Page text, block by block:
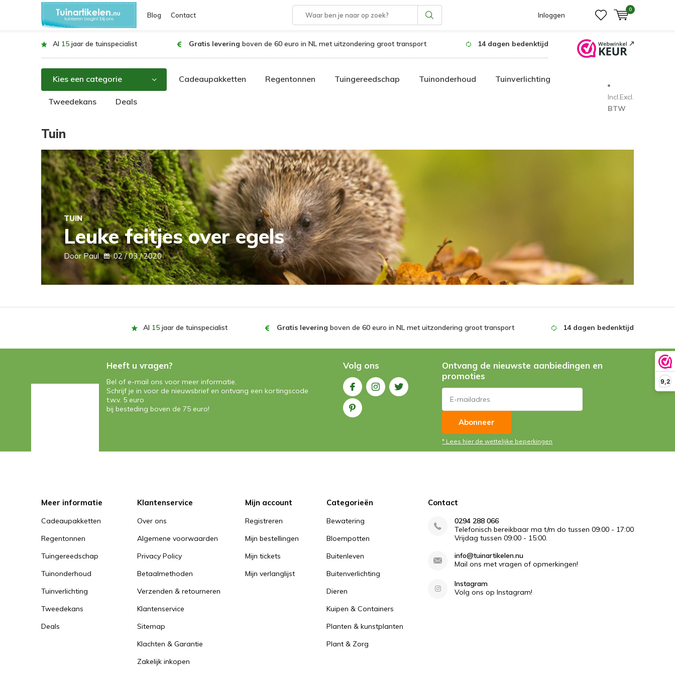
9,2
Blog Contact Inloggen
0
Al 15 jaar de tuinspecialist Gratis levering boven de 60 euro in NL met uitzondering groot transport 14 dagen bedenktijd
Kies een categorie Cadeaupakketten Regentonnen Tuingereedschap Tuinonderhoud Tuinverlichting
Tweedekans Deals Incl.Excl.
BTW
Tuin
TUIN
Leuke feitjes over egels
Door Paul 02 / 03 / 2020
Al 15 jaar de tuinspecialist Gratis levering boven de 60 euro in NL met uitzondering groot transport 14 dagen bedenktijd
Heeft u vragen?
Bel of e-mail ons voor meer informatie.
Schrijf je in voor de nieuwsbrief en ontvang een kortingscode
t.w.v. 5 euro
bij besteding boven de 75 euro!
Volg ons
Ontvang de nieuwste aanbiedingen en
promoties
Abonneer
* Lees hier de wettelijke beperkingen
Meer informatie
Cadeaupakketten
Regentonnen
Tuingereedschap
Tuinonderhoud
Tuinverlichting
Tweedekans
Deals
Klantenservice
Over ons
Algemene voorwaarden
Privacy Policy
Betaalmethoden
Verzenden & retourneren
Klantenservice
Sitemap
Klachten & Garantie
Zakelijk inkopen
Mijn account
Registreren
Mijn bestellingen
Mijn tickets
Mijn verlanglijst
Categorieën
Bewatering
Bloempotten
Buitenleven
Buitenverlichting
Dieren
Kuipen & Containers
Planten & kunstplanten
Plant & Zorg
Contact
0294 288 066
Telefonisch bereikbaar ma t/m do tussen 09:00 - 17:00
Vrijdag tussen 09:00 - 15:00.
info@tuinartikelen.nu
Mail ons met vragen of opmerkingen!
Instagram
Volg ons op Instagram!